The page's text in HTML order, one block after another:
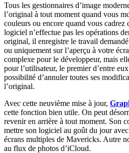
Tous les gestionnaires d’image
l’original à tout moment quand vous
couleurs ou encore quand vous
logiciel n’effectue pas les opérations
original, il enregistre le travail
ou uniquement sur l’aperçu à votre
complexe pour le développeur, mais
pour l’utilisateur, le premier d’entre
possibilité d’annuler toutes ses
l’original.
Avec cette neuvième mise à jour,
cette fonction bien utile. On peut
revenir en arrière à tout moment. Son
mettre son logiciel au goût du jour
écrans multiples de Mavericks. Autre
au flux de photos d’iCloud.